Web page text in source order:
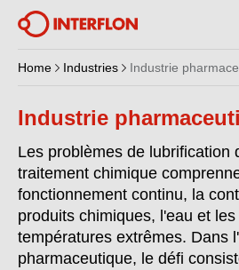
Home Industries Industrie
Industrie
Les problèmes de lubrification
traitement chimique
fonctionnement continu, la
produits chimiques, l'eau et
températures extrêmes. Dans
pharmaceutique, le défi